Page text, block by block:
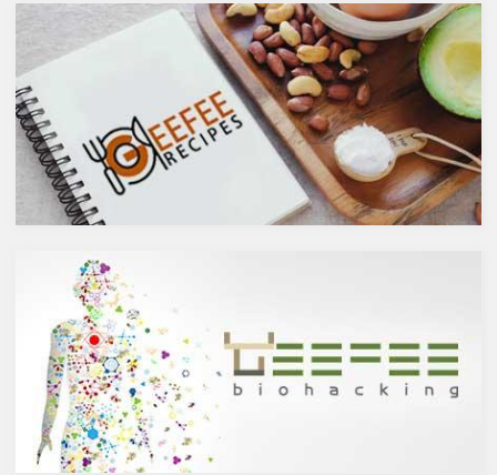
やウォッカ等の蒸留酒は、度数
も高いため健康に悪そうなイ
メージで、ワインや日本酒など
は何となくナチュラルな感じで
アルコール度数も低いのでそう
悪くもなさそうなイメージです
が、実際のところどうなので
しょうか？今回は、大きく分け
て2種類あるお酒の製造方法
（醸造酒と蒸留酒）の違いに
よって健康に対してどのような
ていきます。
醸造酒と蒸留酒の違いとは？
主にお酒は製造方法によって醸
造酒と蒸留酒の2つと、香料や
糖分、果実などを加えた混成酒
に分けられます。醸造酒は、果
実や穀物のような糖分を含んだ
原料を酵母によりアルコール発
酵させて造られたもの。蒸留酒
は、この発酵された醸造酒をさ
らに蒸留して作られたものでス
まれるケルセチンが、血中コレ
ステロールを値を抑え心臓病の
リスクを軽減するということを
お伝えしましたが、ケルセチン
には抗菌抗ウィルス作用があり
ウイルスとの闘いを促進する可
能性があると言われています。
また、免疫力の維持に重要な働
きを持つ亜鉛との相乗効果もあ
ると考えられています。今回
は、このケルセチンの健康効果
ない植物化合物であるケルセチ
ンは、ブドウやリンゴなどの果
物や、ブロッコリやトマト、タ
マネギなどの野菜、お蕎麦にも